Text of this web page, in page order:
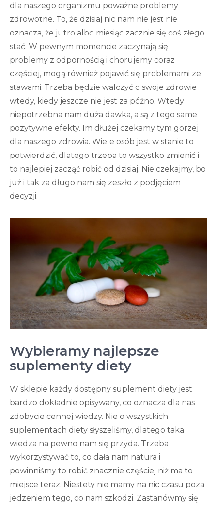
dla naszego organizmu poważne problemy
zdrowotne. To, że dzisiaj nic nam nie jest nie
oznacza, że jutro albo miesiąc zacznie się coś złego
stać. W pewnym momencie zaczynają się
problemy z odpornością i chorujemy coraz
częściej, mogą również pojawić się problemami ze
stawami. Trzeba będzie walczyć o swoje zdrowie
wtedy, kiedy jeszcze nie jest za późno. Wtedy
niepotrzebna nam duża dawka, a są z tego same
pozytywne efekty. Im dłużej czekamy tym gorzej
dla naszego zdrowia. Wiele osób jest w stanie to
potwierdzić, dlatego trzeba to wszystko zmienić i
to najlepiej zacząć robić od dzisiaj. Nie czekajmy, bo
już i tak za długo nam się zeszło z podjęciem
decyzji.
Wybieramy najlepsze
suplementy diety
W sklepie każdy dostępny suplement diety jest
bardzo dokładnie opisywany, co oznacza dla nas
zdobycie cennej wiedzy. Nie o wszystkich
suplementach diety słyszeliśmy, dlatego taka
wiedza na pewno nam się przyda. Trzeba
wykorzystywać to, co dała nam natura i
powinniśmy to robić znacznie częściej niż ma to
miejsce teraz. Niestety nie mamy na nic czasu poza
jedzeniem tego, co nam szkodzi. Zastanówmy się